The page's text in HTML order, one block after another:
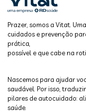
Prazer, somos a Vitat.
cuidados e prevenção
prática,
possível e que cabe na
Nascemos para ajudar
saudável. Por isso,
pilares de autocuidado:
saúde.